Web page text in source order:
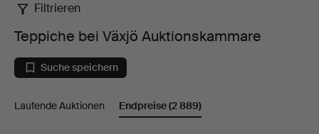
Teppiche
bei
Växjö
Auktionskammare
Filtrieren
Teppiche bei Växjö Auktionskammare
Suche speichern
Laufende Auktionen Endpreise(2 889)